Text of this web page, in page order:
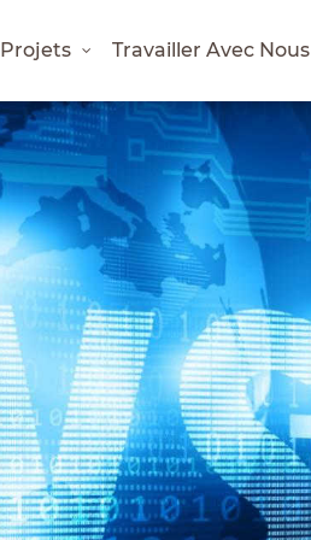
Projets Travailler Avec Nous